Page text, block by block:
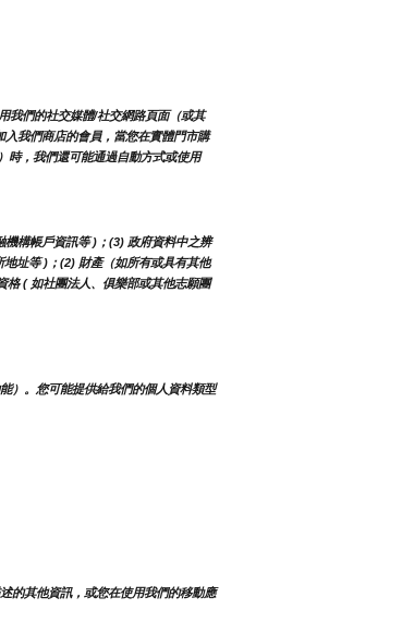
我們的社交媒體/社交網路頁面（或其
我們商店的會員，當您在實體門市購
時，我們還可能通過自動方式或使用
構帳戶資訊等 )；(3) 政府資料中之辨
址等 )；(2) 財產（如所有或具有其他
格 ( 如社團法人、俱樂部或其他志願團
）。您可能提供給我們的個人資料類型
的其他資訊，或您在使用我們的移動應